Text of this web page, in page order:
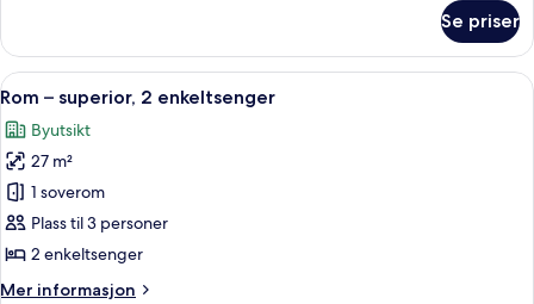
–
deluxe,
havutsikt
Se priser
Åpne
alle
bildene
av
Rom
–
superior,
Safe på rommet, skrivebord og
10
Rom – superior, 2 enkeltsenger
Byutsikt
27 m²
1 soverom
Plass til 3 personer
2 enkeltsenger
Mer informasjon
Mer